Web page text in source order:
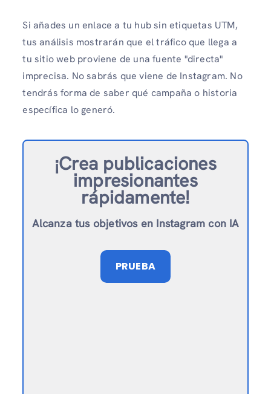
Si añades un enlace a tu hub sin etiquetas UTM,
tus análisis mostrarán que el tráfico que llega a
tu sitio web proviene de una fuente "directa"
imprecisa. No sabrás que viene de Instagram. No
tendrás forma de saber qué campaña o historia
específica lo generó.
¡Crea publicaciones
impresionantes
rápidamente!
Alcanza tus objetivos en Instagram con IA
PRUEBA